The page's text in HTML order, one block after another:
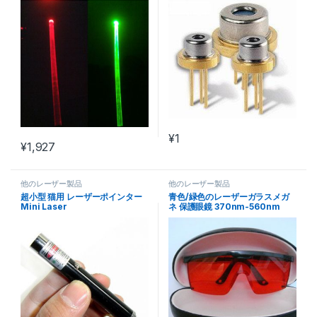
¥1,927
¥1
他のレーザー製品
超小型 猫用 レーザーポインター
Mini Laser
他のレーザー製品
青色/緑色のレーザーガラスメガ
ネ 保護眼鏡 370nm-560nm